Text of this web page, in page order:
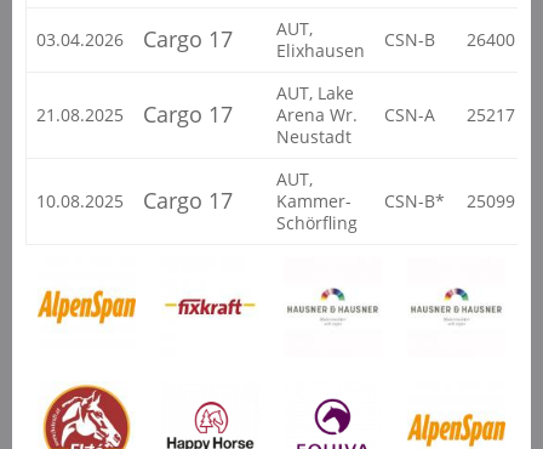
03.04.2026 Cargo 17
AUT,
Elixhausen
CSN-B 26400
21.08.2025 Cargo 17
AUT, Lake
Arena Wr.
Neustadt
CSN-A 25217
10.08.2025 Cargo 17
AUT,
Kammer-
Schörfling
CSN-B* 25099